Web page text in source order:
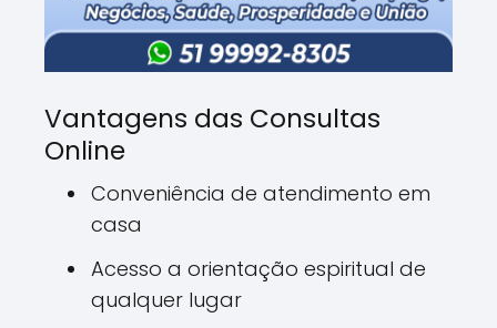
Vantagens das Consultas
Online
Conveniência de atendimento em
casa
Acesso a orientação espiritual de
qualquer lugar